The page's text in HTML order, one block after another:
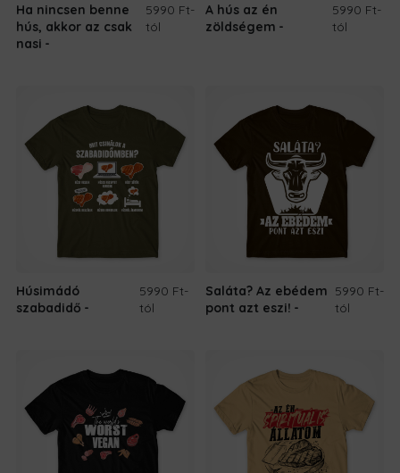
Ha nincsen benne
hús, akkor az csak
nasi
5990 Ft-
tól
A hús az én
zöldségem
5990 Ft-
tól
Húsimádó
szabadidő
5990 Ft-
tól
Saláta? Az ebédem
pont azt eszi!
5990 Ft-
tól